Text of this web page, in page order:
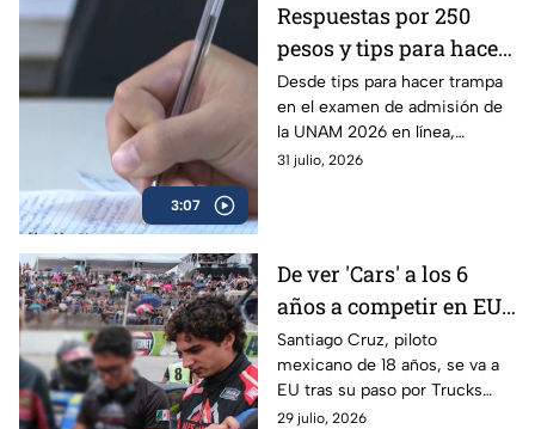
3:07
Respuestas por 250
pesos y tips para hacer
trampa en el examen
de admisión de la
UNAM 2026
Desde tips para hacer trampa
en el examen de admisión de
la UNAM 2026 en línea,
filtración de preguntas y hasta
31 julio, 2026
De ver 'Cars' a los 6
años a competir en EU:
Santiago Cruz, el piloto
de 18 años que va tras
la NASCAR
Santiago Cruz, piloto
mexicano de 18 años, se va a
EU tras su paso por Trucks
México Series para acercarse a
29 julio, 2026